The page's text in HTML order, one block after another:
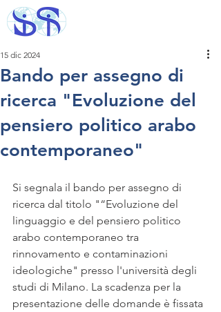
Bando per assegno di
ricerca "Evoluzione del
pensiero politico arabo
contemporaneo"
15 dic 2024
Si segnala il bando per assegno di
ricerca dal titolo "“Evoluzione del
linguaggio e del pensiero politico
arabo contemporaneo tra
rinnovamento e contaminazioni
ideologiche" presso l'università degli
studi di Milano. La scadenza per la
presentazione delle domande è fissata